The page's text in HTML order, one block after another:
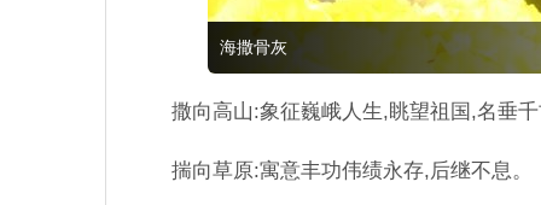
海撒骨灰
撒向高山:象征巍峨人生,眺望祖国,名垂
揣向草原:寓意丰功伟绩永存,后继不息。